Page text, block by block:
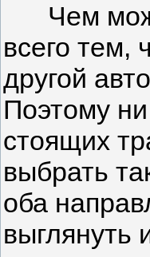
Чем
всего тем,
другой
Поэтому
стоящих
выбрать
оба
выглянуть